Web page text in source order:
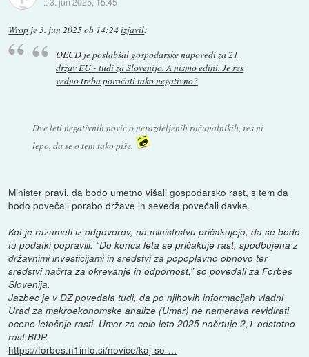
Wrop je3. jun 2025 ob 14:24izjavil:
OECD je poslabšal gospodarske napovedi za 21
držav EU - tudi za Slovenijo. A nismo edini. Je res
vedno treba poročati tako negativno?
Dve leti negativnih novic o nerazdeljenih računalnikih, res ni
lepo, da se o tem tako piše.
Minister pravi, da bodo umetno višali gospodarsko rast, s tem da
bodo povečali porabo države in seveda povečali davke.
Kot je razumeti iz odgovorov, na ministrstvu pričakujejo, da se bodo
tu podatki popravili. “Do konca leta se pričakuje rast, spodbujena z
državnimi investicijami in sredstvi za popoplavno obnovo ter
sredstvi načrta za okrevanje in odpornost,” so povedali za Forbes
Slovenija.
Jazbec je v DZ povedala tudi, da po njihovih informacijah vladni
Urad za makroekonomske analize (Umar) ne namerava revidirati
ocene letošnje rasti. Umar za celo leto 2025 načrtuje 2,1-odstotno
rast BDP.
https://forbes.n1info.si/novice/kaj-so-...